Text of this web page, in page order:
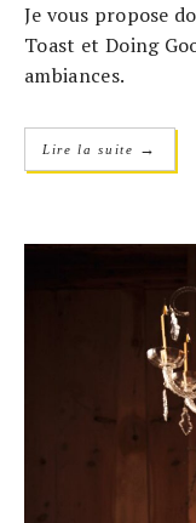
Je vous propose
Toast et Doing
ambiances.
Lire la suite →